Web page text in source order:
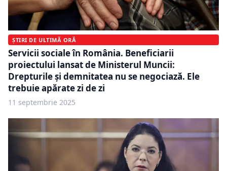
ȘTIRI DE ULTIMĂ ORĂ
Servicii sociale în România. Beneficiarii
proiectului lansat de Ministerul Muncii:
Drepturile și demnitatea nu se negociază. Ele
trebuie apărate zi de zi
11 septembrie 2025